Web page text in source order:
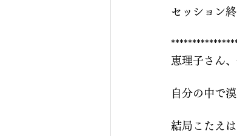
セッション
恵理子さん
自分の中で
結局こたえ